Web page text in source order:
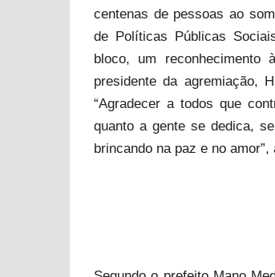
centenas de pessoas ao
de Políticas Públicas
bloco, um
presidente da agremiação,
“Agradecer a todos que
quanto a gente se dedica,
brincando na paz e no amor”,